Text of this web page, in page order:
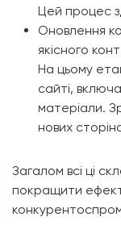
Цей процес
Оновлення
якісного
На цьому
сайті,
матеріали.
нових
Загалом всі ці
покращити